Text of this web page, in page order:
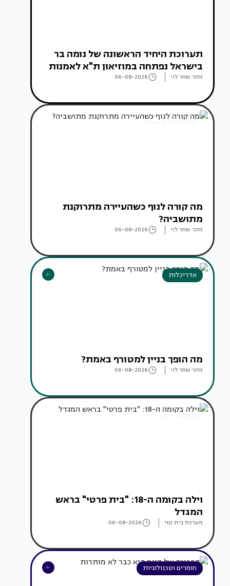
תערוכת היחיד הראשונה של נומה בר
בישראל נפתחה במוזיאון ת"א לאמנות
זוהר שחר לוי 06-08-2026
אדריכלות מהעולם
מה קורה לנוף כשהעיירה מתרוקנת
מתושביה?
זוהר שחר לוי 06-08-2026
אדריכלות
מה הופך בניין למטורף באמת?
זוהר שחר לוי 06-08-2026
עיצוב בתים
וילה בקומה ה-18: "בית פרטי" בראש
המגדל
מערכת בית ונוי 06-08-2026
חומרים וטכנולוגיות